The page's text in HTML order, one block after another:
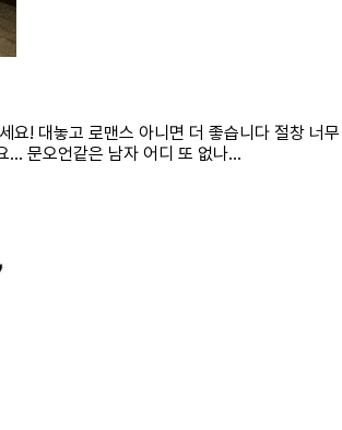
요! 대놓고 로맨스 아니면 더 좋습니다 절창 너무
… 문오언같은 남자 어디 또 없나…